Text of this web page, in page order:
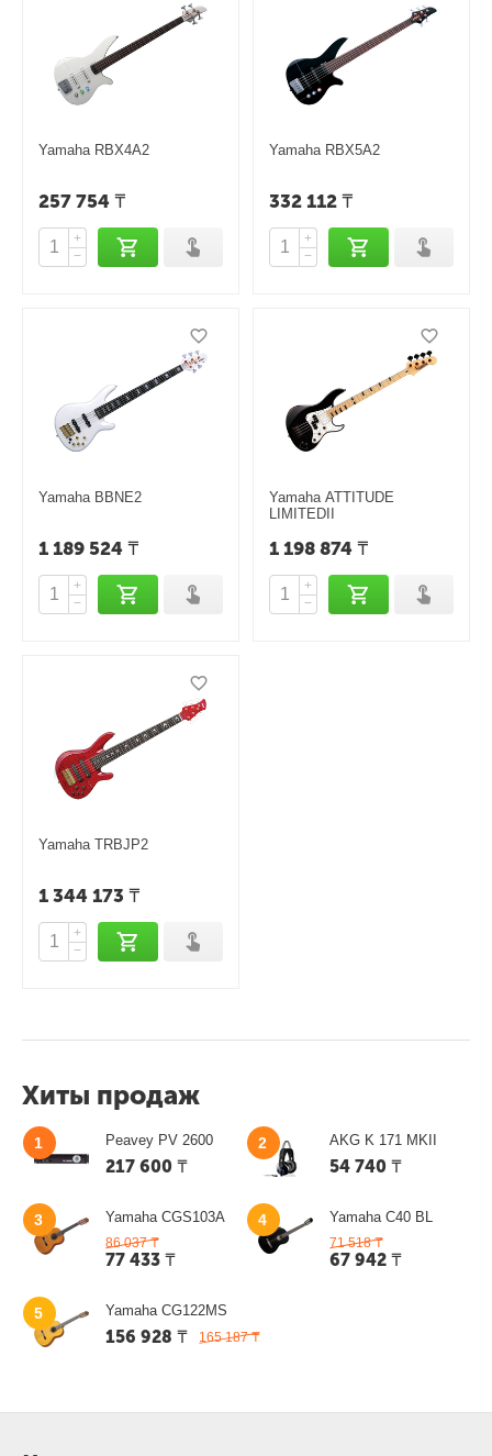
Yamaha RBX4A2
257 754 ₸
+
−
Yamaha RBX5A2
332 112 ₸
+
−
Yamaha BBNE2
1 189 524 ₸
+
−
Yamaha ATTITUDE
LIMITEDII
1 198 874 ₸
+
−
Yamaha TRBJP2
1 344 173 ₸
+
−
Хиты продаж
1 Peavey PV 2600
217 600 ₸
2 AKG K 171 MKII
54 740 ₸
3 Yamaha CGS103A
86 037 ₸
77 433 ₸
4 Yamaha C40 BL
71 518 ₸
67 942 ₸
5 Yamaha CG122MS
165 187 ₸
156 928 ₸